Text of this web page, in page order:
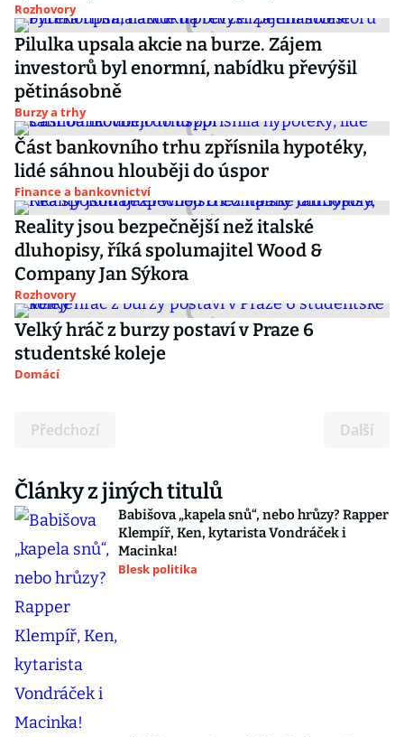
Rozhovory
Pilulka upsala akcie na burze. Zájem
investorů byl enormní, nabídku převýšil
pětinásobně
Burzy a trhy
Část bankovního trhu zpřísnila hypotéky,
lidé sáhnou hlouběji do úspor
Finance a bankovnictví
Reality jsou bezpečnější než italské
dluhopisy, říká spolumajitel Wood &
Company Jan Sýkora
Rozhovory
Velký hráč z burzy postaví v Praze 6
studentské koleje
Domácí
Předchozí Další
Články z jiných titulů
Babišova „kapela snů“, nebo hrůzy? Rapper
Klempíř, Ken, kytarista Vondráček i
Macinka!
Blesk politika